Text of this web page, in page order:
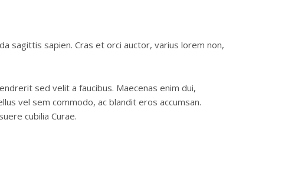
sagittis sapien. Cras et orci auctor, varius lorem non,
sed velit a faucibus. Maecenas enim dui,
vel sem commodo, ac blandit eros accumsan.
cubilia Curae.